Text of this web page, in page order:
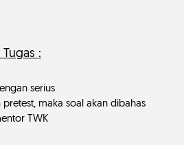
:
serius
maka soal akan dibahas
TWK